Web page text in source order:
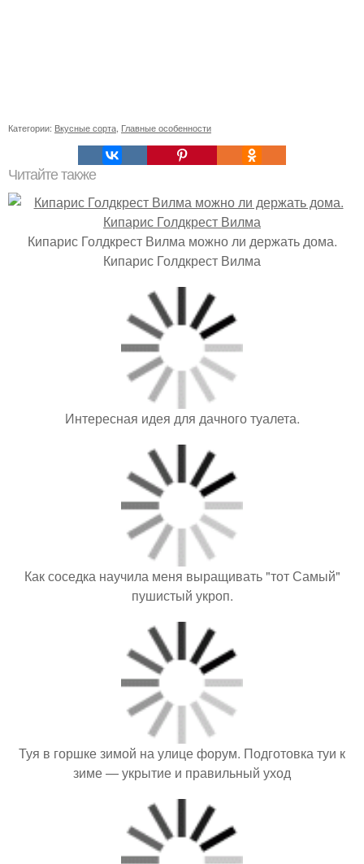
Категории: Вкусные сорта Главные особенности
Читайте также
Кипарис Голдкрест Вилма можно ли держать дома.
Кипарис Голдкрест Вилма
Интересная идея для дачного туалета.
Как соседка научила меня выращивать "тот Самый"
пушистый укроп.
Туя в горшке зимой на улице форум. Подготовка туи к
зиме — укрытие и правильный уход